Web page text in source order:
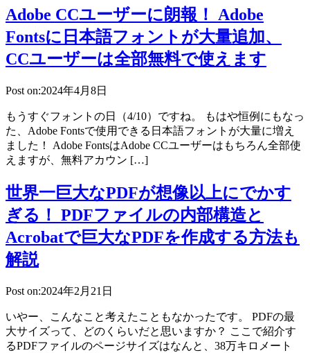
Adobe CCユーザーに朗報！ Adobe
Fontsに日本語フォントが大量追加、
CCユーザーは全部無料で使えます
Post on:2024年4月8日
もうすぐフォントの日（4/10）ですね。 もはや恒例にもなっ
た、Adobe Fontsで使用できる日本語フォントが大量に増え
ました！ Adobe FontsはAdobe CCユーザーはもちろん全部使
えますが、無料アカウン […]
世界一巨大なPDFが想像以上にでかす
ぎる！ PDFファイルの内部構造と
Acrobatで巨大なPDFを作成する方法も
解説
Post on:2024年2月21日
いやー、こんなこと考えたこともなかったです。 PDFの最
大サイズって、どのくらいだと思いますか？ ここで紹介す
るPDFファイルのページサイズはなんと、38万キロメート